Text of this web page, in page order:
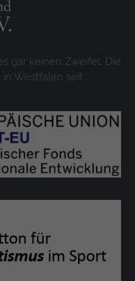
gar keinen Zweifel. Die
Westfalen seit